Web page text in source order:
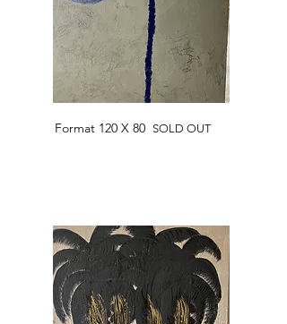
Format 120 X 80 SOLD OUT